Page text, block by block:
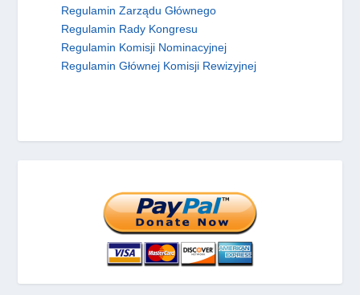
Regulamin Zarządu Głównego
Regulamin Rady Kongresu
Regulamin Komisji Nominacyjnej
Regulamin Głównej Komisji Rewizyjnej